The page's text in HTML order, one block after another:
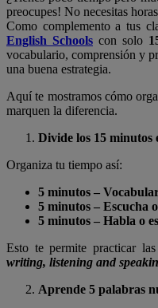
preocupes! No necesitas
Como complemento a tus
English Schools con solo
vocabulario, comprensión y
una buena estrategia.
Aquí te mostramos cómo
marquen la diferencia.
Divide los 15 minutos
Organiza tu tiempo así:
5 minutos –
5 minutos – Escucha
5 minutos – Habla o
Esto te permite practicar
writing, listening and
Aprende 5 palabras